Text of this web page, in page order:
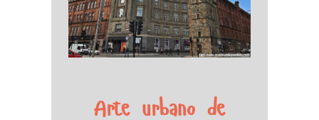
Arte urbano de